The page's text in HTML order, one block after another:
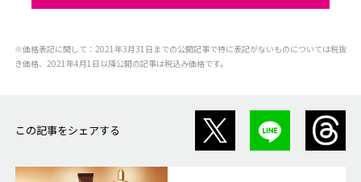
※価格表記に関して：2021年3月31日までの公開記事で特に表記がないものについては税抜
き価格、2021年4月1日以降公開の記事は税込み価格です。
この記事をシェアする